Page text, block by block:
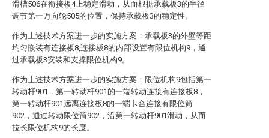
滑槽506在衔接板4上稳定滑动，从而根据承载板3的半径
调节第一万向轮505的位置，保持承载板3的稳定性。
作为上述技术方案进一步的实施方案：承载板3的外壁等距
均匀嵌装有连接板8,连接板8的内部设置有限位机构9，通
过承载板3安装和支撑限位机构9。
作为上述技术方案进一步的实施方案：限位机构9包括第一
转动杆901，第一转动杆901的一端转动连接有连接板8，
第一转动杆901远离连接板8的一端卡合连接有限位筒
902，通过转动限位筒902，沿第一转动杆901滑动，从而
拉长限位机构9的长度。